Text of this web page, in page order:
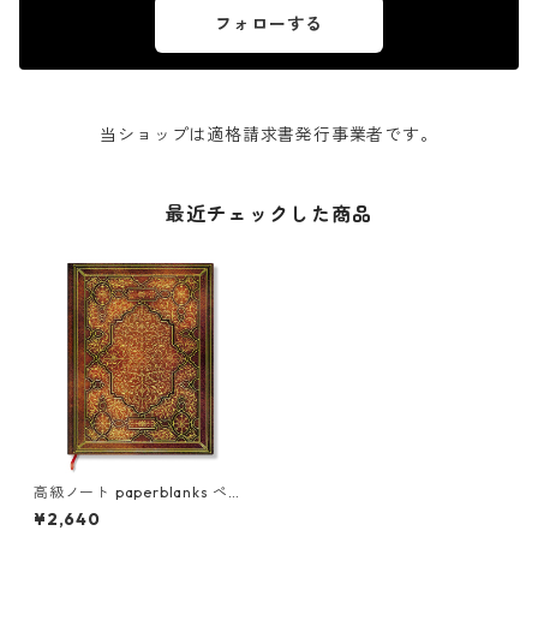
フォローする
当ショップは適格請求書発行事業者です。
最近チェックした商品
高級ノート paperblanks ペー
パーブランクス MIDI ハードカ
バー 罫線 パシフィカ アイアン
¥2,640